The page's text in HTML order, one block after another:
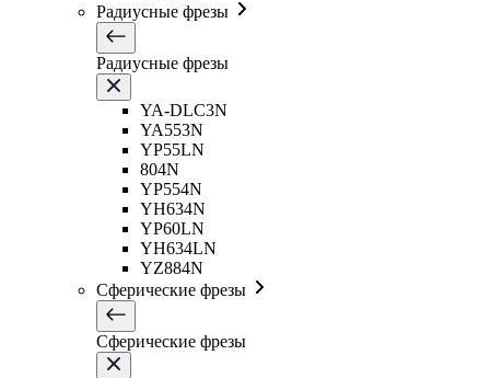
Радиусные фрезы
Радиусные фрезы
YA-DLC3N
YA553N
YP55LN
804N
YP554N
YH634N
YP60LN
YH634LN
YZ884N
Сферические фрезы
Сферические фрезы